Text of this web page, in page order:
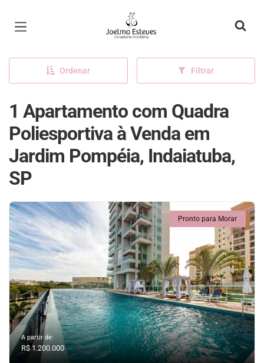
Página inicial
Ordenar Filtrar
1 Apartamento com Quadra
Poliesportiva à Venda em
Jardim Pompéia, Indaiatuba,
SP
Pronto para Morar
A partir de:
R$ 1.200.000